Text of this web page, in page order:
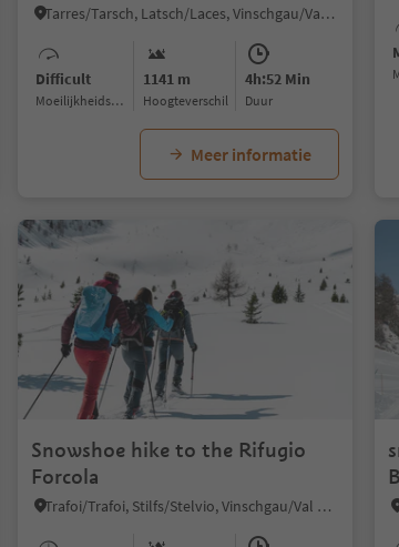
Tarres/Tarsch, Latsch/Laces, Vinschgau/Val Venosta
Difficult
Moeilijkheidsgraad
1141 m
Hoogteverschil
4h:52 Min
Duur
Meer informatie
Snowshoe hike to the Rifugio
Forcola
Trafoi/Trafoi, Stilfs/Stelvio, Vinschgau/Val Venosta